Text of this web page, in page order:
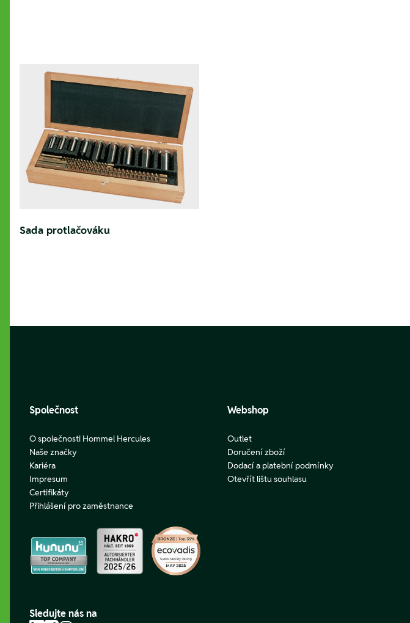
Sada protlačováku
Společnost
O společnosti Hommel Hercules
Naše značky
Kariéra
Impresum
Certifikáty
Přihlášení pro zaměstnance
Webshop
Outlet
Doručení zboží
Dodací a platební podmínky
Otevřít lištu souhlasu
Sledujte nás na